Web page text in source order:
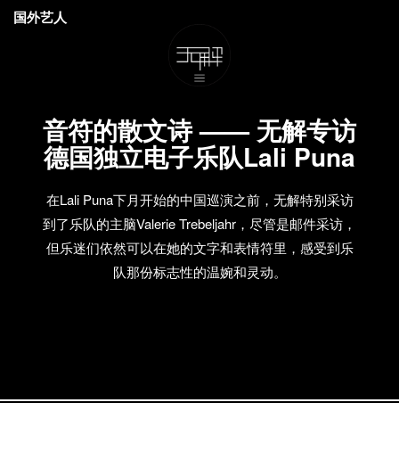
音符的散文诗 —— 无解专访
德国独立电子乐队Lali Puna
在Lali Puna下月开始的中国巡演之前，无解特别采访
到了乐队的主脑Valerie Trebeljahr，尽管是邮件采访，
但乐迷们依然可以在她的文字和表情符里，感受到乐
队那份标志性的温婉和灵动。
国外艺人